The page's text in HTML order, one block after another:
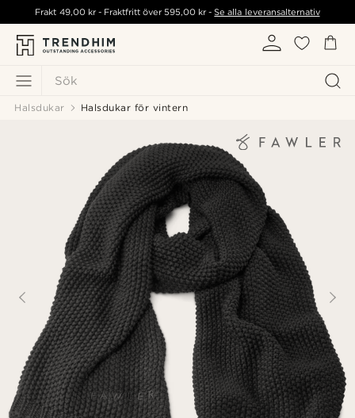
Sök
Frakt 49,00 kr- Fraktfritt över595,00 kr -Se alla leveransalternativ
Halsdukar Halsdukar för vintern